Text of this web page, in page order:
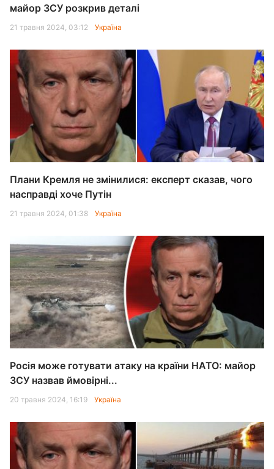
майор ЗСУ розкрив деталі
21 травня 2024, 03:12 Україна
Плани Кремля не змінилися: експерт сказав, чого
насправді хоче Путін
21 травня 2024, 01:38 Україна
Росія може готувати атаку на країни НАТО: майор
ЗСУ назвав ймовірні...
20 травня 2024, 16:19 Україна